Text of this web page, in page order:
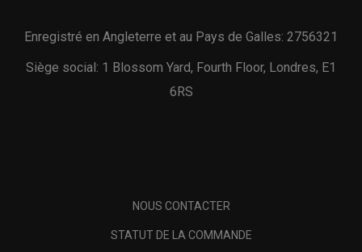
Enregistré en Angleterre et au Pays de Galles: 2756321
Siège social: 1 Blossom Yard, Fourth Floor, Londres, E1
6RS
NOUS CONTACTER
STATUT DE LA COMMANDE